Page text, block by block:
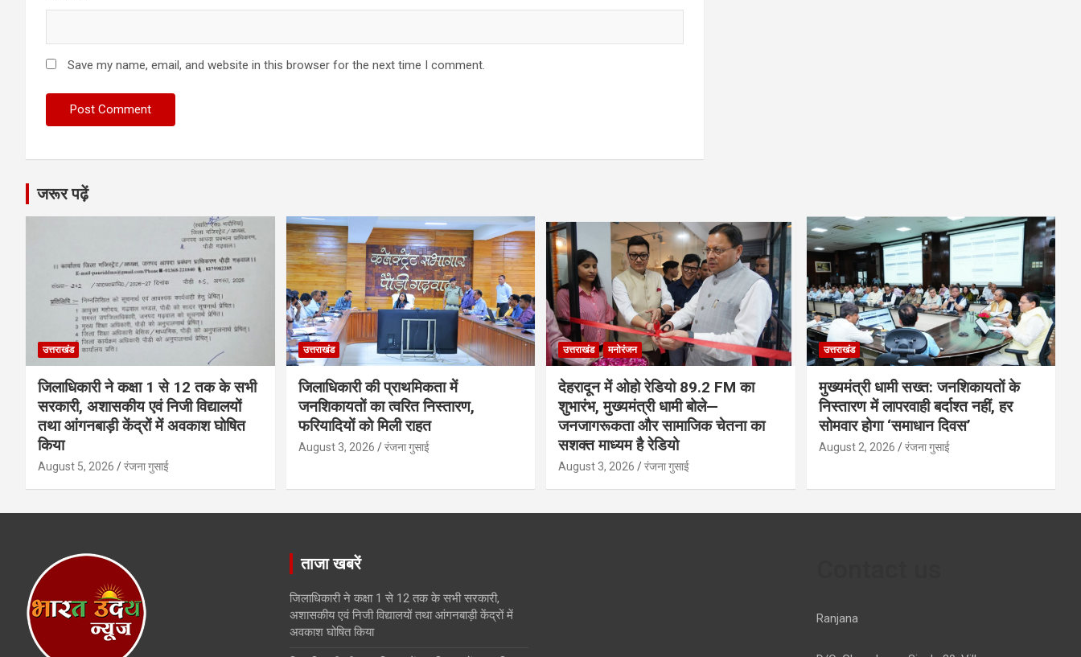
Save my name, email, and website in this browser for the next time I comment.
जरूर पढ़ें
उत्तराखंड
जिलाधिकारी ने कक्षा 1 से 12 तक के सभी
सरकारी, अशासकीय एवं निजी विद्यालयों
तथा आंगनबाड़ी केंद्रों में अवकाश घोषित
किया
August 5, 2026 रंजना गुसाई
उत्तराखंड
जिलाधिकारी की प्राथमिकता में
जनशिकायतों का त्वरित निस्तारण,
फरियादियों को मिली राहत
August 3, 2026 रंजना गुसाई
उत्तराखंड मनोरंजन
देहरादून में ओहो रेडियो 89.2 FM का
शुभारंभ, मुख्यमंत्री धामी बोले—
जनजागरूकता और सामाजिक चेतना का
सशक्त माध्यम है रेडियो
August 3, 2026 रंजना गुसाई
उत्तराखंड
मुख्यमंत्री धामी सख्त: जनशिकायतों के
निस्तारण में लापरवाही बर्दाश्त नहीं, हर
सोमवार होगा ‘समाधान दिवस’
August 2, 2026 रंजना गुसाई
ताजा खबरें
जिलाधिकारी ने कक्षा 1 से 12 तक के सभी सरकारी,
अशासकीय एवं निजी विद्यालयों तथा आंगनबाड़ी केंद्रों में
अवकाश घोषित किया
Ranjana